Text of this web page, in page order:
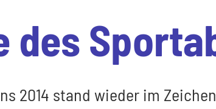
des
2014 stand wieder im